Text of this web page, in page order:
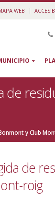
WEB
y Club
de
roig